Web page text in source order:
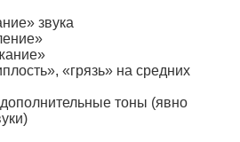
звука
«грязь» на средних
тоны (явно